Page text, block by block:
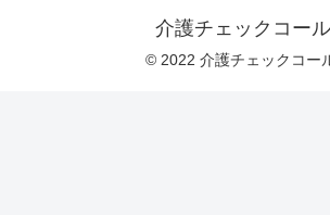
介護チェックコール
© 2022 介護チェックコー